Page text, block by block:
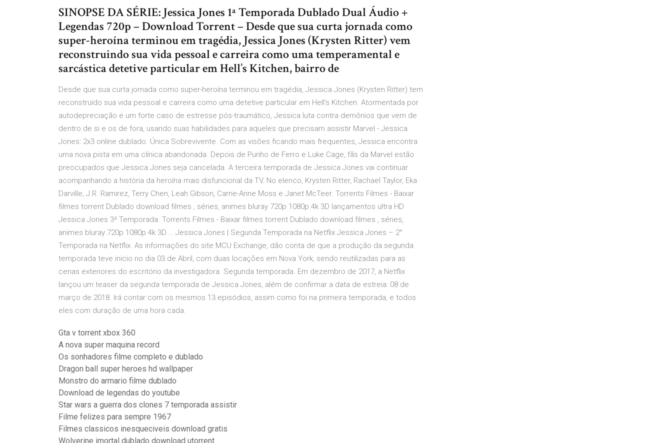
SINOPSE DA SÉRIE: Jessica Jones 1ª Temporada Dublado Dual Áudio +
Legendas 720p – Download Torrent – Desde que sua curta jornada como
super-heroína terminou em tragédia, Jessica Jones (Krysten Ritter) vem
reconstruindo sua vida pessoal e carreira como uma temperamental e
sarcástica detetive particular em Hell’s Kitchen, bairro de
Desde que sua curta jornada como super-heroína terminou em tragédia, Jessica Jones (Krysten Ritter) tem
reconstruído sua vida pessoal e carreira como uma detetive particular em Hell's Kitchen. Atormentada por
autodepreciação e um forte caso de estresse pós-traumático, Jessica luta contra demônios que vem de
dentro de si e os de fora, usando suas habilidades para aqueles que precisam assistir Marvel - Jessica
Jones: 2x3 online dublado. Única Sobrevivente. Com as visões ficando mais frequentes, Jessica encontra
uma nova pista em uma clínica abandonada. Depois de Punho de Ferro e Luke Cage, fãs da Marvel estão
preocupados que Jessica Jones seja cancelada. A terceira temporada de Jessica Jones vai continuar
acompanhando a história da heroína mais disfuncional da TV. No elenco, Krysten Ritter, Rachael Taylor, Eka
Darville, J.R. Ramirez, Terry Chen, Leah Gibson, Carrie-Anne Moss e Janet McTeer. Torrents Filmes - Baixar
filmes torrent Dublado download filmes , séries, animes bluray 720p 1080p 4k 3D lançamentos ultra HD
Jessica Jones 3ª Temporada. Torrents Filmes - Baixar filmes torrent Dublado download filmes , séries,
animes bluray 720p 1080p 4k 3D … Jessica Jones | Segunda Temporada na Netflix Jessica Jones – 2°
Temporada na Netflix. As informações do site MCU Exchange, dão conta de que a produção da segunda
temporada teve inicio no dia 03 de Abril, com duas locações em Nova York, sendo reutilizadas para as
cenas exteriores do escritório da investigadora. Segunda temporada. Em dezembro de 2017, a Netflix
lançou um teaser da segunda temporada de Jessica Jones, além de confirmar a data de estreia: 08 de
março de 2018. Irá contar com os mesmos 13 episódios, assim como foi na primeira temporada, e todos
eles com duração de uma hora cada.
Gta v torrent xbox 360
A nova super maquina record
Os sonhadores filme completo e dublado
Dragon ball super heroes hd wallpaper
Monstro do armario filme dublado
Download de legendas do youtube
Star wars a guerra dos clones 7 temporada assistir
Filme felizes para sempre 1967
Filmes classicos inesqueciveis download gratis
Wolverine imortal dublado download utorrent